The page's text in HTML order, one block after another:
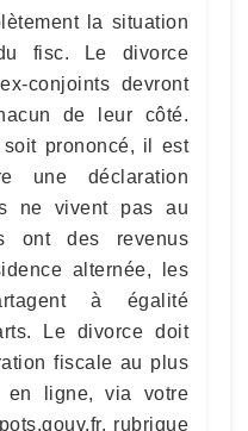
la situation
fisc. Le divorce
conjoints devront
de leur côté.
prononcé, il est
une déclaration
ne vivent pas au
ont des revenus
alternée, les
à égalité
Le divorce doit
fiscale au plus
ligne, via votre
rubrique